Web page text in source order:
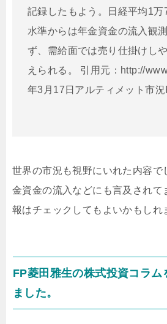
記録したもよう。日経平均1万
水準からは年金資金の流入観
ず、需給面では売り仕掛けし
えられる。 引用元：http://
年3月17日アルティメット市況
世界の市況も視野にいれた内容で
金資金の流入などにも言及されて
報はチェックしてもよいかもしれ
FP菱田雅生の株式投資コラム
ました。